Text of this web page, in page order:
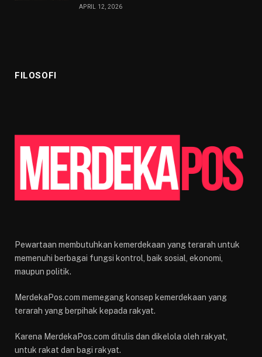
APRIL 12, 2026
FILOSOFI
Pewartaan membutuhkan kemerdekaan yang terarah untuk
memenuhi berbagai fungsi kontrol, baik sosial, ekonomi,
maupun politik.
MerdekaPos.com memegang konsep kemerdekaan yang
terarah yang berpihak kepada rakyat.
Karena MerdekaPos.com ditulis dan dikelola oleh rakyat,
untuk rakat dan bagi rakyat.